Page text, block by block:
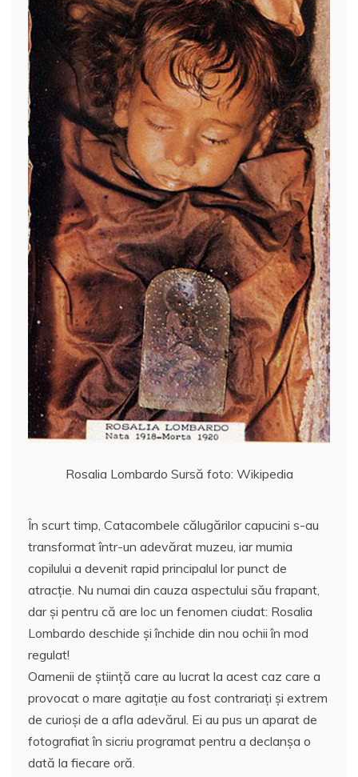
Rosalia Lombardo Sursă foto: Wikipedia
În scurt timp, Catacombele călugărilor capucini s-au
transformat într-un adevărat muzeu, iar mumia
copilului a devenit rapid principalul lor punct de
atracţie. Nu numai din cauza aspectului său frapant,
dar și pentru că are loc un fenomen ciudat: Rosalia
Lombardo deschide și închide din nou ochii în mod
regulat!
Oamenii de știință care au lucrat la acest caz care a
provocat o mare agitație au fost contrariaţi şi extrem
de curioşi de a afla adevărul. Ei au pus un aparat de
fotografiat în sicriu programat pentru a declanșa o
dată la fiecare oră.